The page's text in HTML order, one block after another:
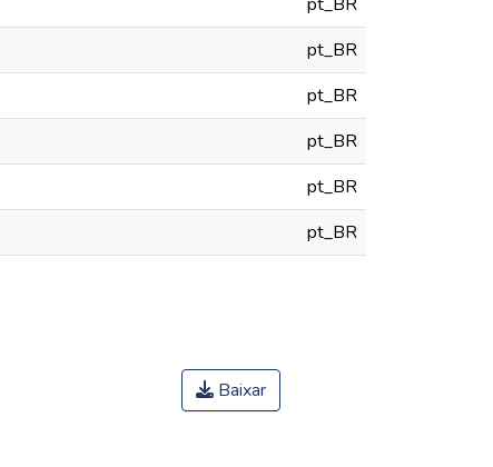
pt_BR
pt_BR
pt_BR
pt_BR
pt_BR
Baixar